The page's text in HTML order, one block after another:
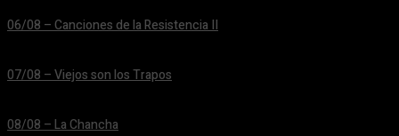
06/08 – Canciones de la Resistencia II
07/08 – Viejos son los Trapos
08/08 – La Chancha